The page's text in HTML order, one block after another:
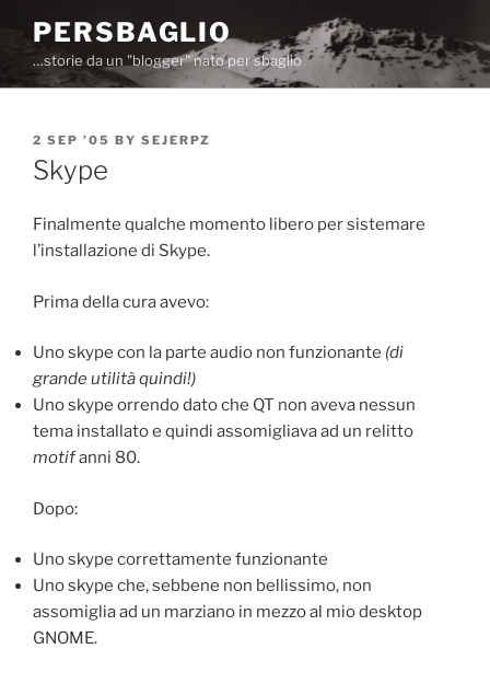
content
PERSBAGLIO
…storie da un "blogger" nato per sbaglio
POSTED
ON
2 SEP ’05 BY SEJERPZ
Skype
Finalmente qualche momento libero per sistemare
l’installazione di Skype.
Prima della cura avevo:
Uno skype con la parte audio non funzionante (di
grande utilità quindi!)
Uno skype orrendo dato che QT non aveva nessun
tema installato e quindi assomigliava ad un relitto
motifanni 80.
Dopo:
Uno skype correttamente funzionante
Uno skype che, sebbene non bellissimo, non
assomiglia ad un marziano in mezzo al mio desktop
GNOME.